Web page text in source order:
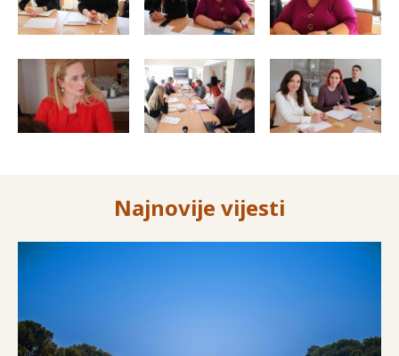
Najnovije vijesti